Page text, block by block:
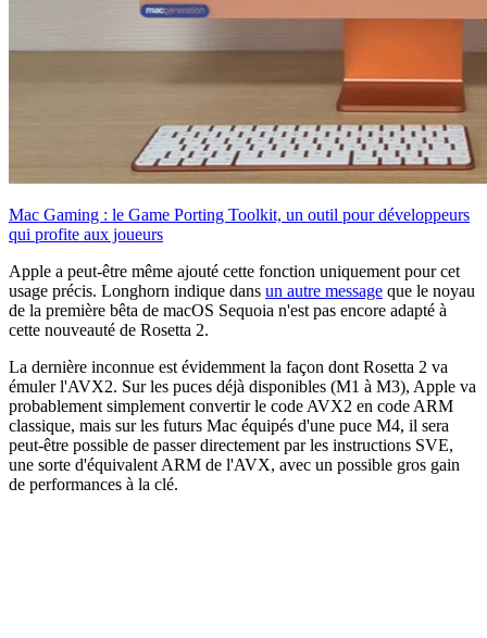
Mac Gaming : le Game Porting Toolkit, un outil pour développeurs
qui profite aux joueurs
Apple a peut-être même ajouté cette fonction uniquement pour cet
usage précis. Longhorn indique dans un autre message que le noyau
de la première bêta de macOS Sequoia n'est pas encore adapté à
cette nouveauté de Rosetta 2.
La dernière inconnue est évidemment la façon dont Rosetta 2 va
émuler l'AVX2. Sur les puces déjà disponibles (M1 à M3), Apple va
probablement simplement convertir le code AVX2 en code ARM
classique, mais sur les futurs Mac équipés d'une puce M4, il sera
peut-être possible de passer directement par les instructions SVE,
une sorte d'équivalent ARM de l'AVX, avec un possible gros gain
de performances à la clé.